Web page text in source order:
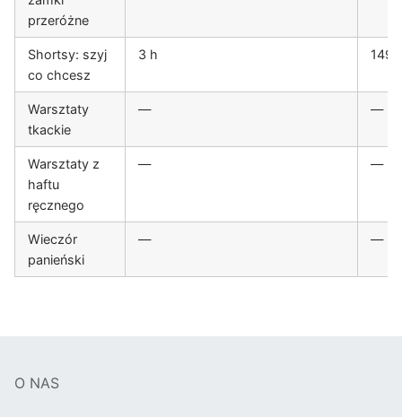
przeróżne
Shortsy: szyj
co chcesz
3 h 149
Warsztaty
tkackie
— —
Warsztaty z
haftu
ręcznego
— —
Wieczór
panieński
— —
O NAS